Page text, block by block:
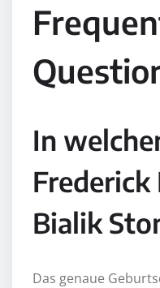
In
Frederick
Bialik
Das genaue